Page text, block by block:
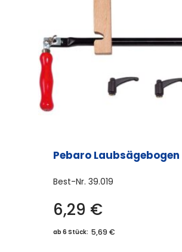
Pebaro Laubsägebogen
Best-Nr. 39.019
6,29 €
ab 6 Stück: 5,69 €